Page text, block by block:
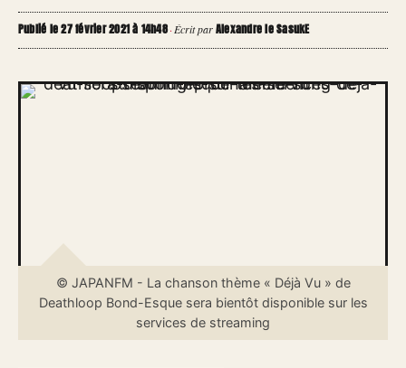
Publié le 27 février 2021 à 14h48·Écrit parAlexandre le SasukE
© JAPANFM - La chanson thème « Déjà Vu » de
Deathloop Bond-Esque sera bientôt disponible sur les
services de streaming